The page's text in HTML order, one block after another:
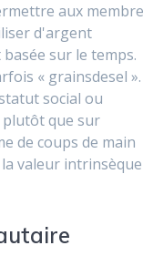
aux
d'argent
sur le temps.
« grainsdesel ».
social ou
plutôt que sur
de coups de main
valeur intrinsèque